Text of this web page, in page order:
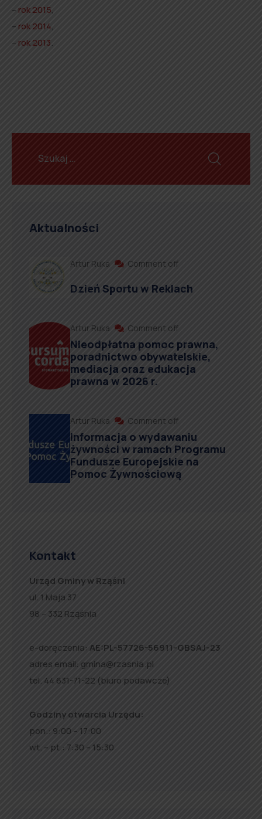
–rok 2015,
–rok 2014,
– rok 2013.
Aktualności
Artur Ruka Comment off
Dzień Sportu w Reklach
Artur Ruka Comment off
Nieodpłatna pomoc prawna,
poradnictwo obywatelskie,
mediacja oraz edukacja
prawna w 2026 r.
Artur Ruka Comment off
Informacja o wydawaniu
żywności w ramach Programu
Fundusze Europejskie na
Pomoc Żywnościową
Kontakt
Urząd Gminy w Rząśni
ul. 1 Maja 37
98 – 332 Rząśnia
e-doręczenia: AE:PL-57726-56911-GBSAJ-23
adres email: gmina@rzasnia.pl
tel. 44 631-71-22 (biuro podawcze)
Godziny otwarcia Urzędu:
pon.: 9:00 – 17:00
wt. – pt.: 7:30 – 15:30